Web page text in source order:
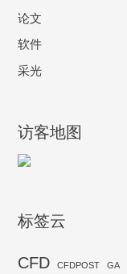
论文
软件
采光
访客地图
标签云
CFD CFDPOST GA